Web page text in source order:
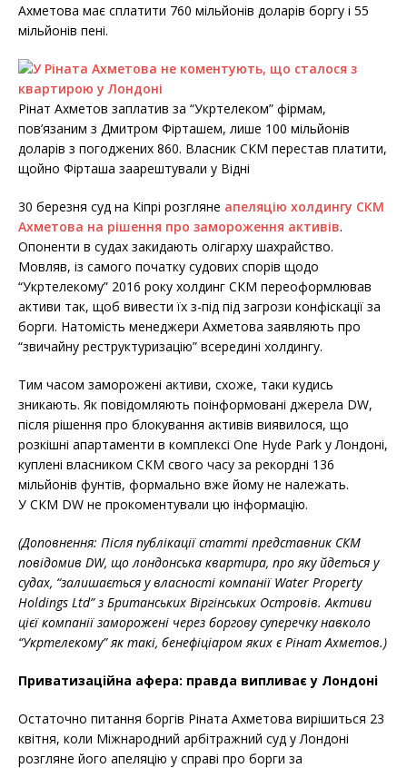
Ахметова має сплатити 760 мільйонів доларів боргу і 55
мільйонів пені.
Рінат Ахметов заплатив за “Укртелеком” фірмам,
пов’язаним з Дмитром Фірташем, лише 100 мільйонів
доларів з погоджених 860. Власник СКМ перестав платити,
щойно Фірташа заарештували у Відні
30 березня суд на Кіпрі розгляне апеляцію холдингу СКМ
Ахметова на рішення про замороження активів.
Опоненти в судах закидають олігарху шахрайство.
Мовляв, із самого початку судових спорів щодо
“Укртелекому” 2016 року холдинг СКМ переоформлював
активи так, щоб вивести їх з-під під загрози конфіскації за
борги. Натомість менеджери Ахметова заявляють про
“звичайну реструктуризацію” всередині холдингу.
Тим часом заморожені активи, схоже, таки кудись
зникають. Як повідомляють поінформовані джерела DW,
після рішення про блокування активів виявилося, що
розкішні апартаменти в комплексі One Hyde Park у Лондоні,
куплені власником СКМ свого часу за рекордні 136
мільйонів фунтів, формально вже йому не належать.
У СКМ DW не прокоментували цю інформацію.
(Доповнення: Після публікації статті представник СКМ
повідомив DW, що лондонська квартира, про яку йдеться у
судах, “залишається у власності компанії Water Property
Holdings Ltd” з Британських Віргінських Островів. Активи
цієї компанії заморожені через боргову суперечку навколо
“Укртелекому” як такі, бенефіціаром яких є Рінат Ахметов.)
Приватизаційна афера: правда випливає у Лондоні
Остаточно питання боргів Ріната Ахметова вирішиться 23
квітня, коли Міжнародний арбітражний суд у Лондоні
розгляне його апеляцію у справі про борги за